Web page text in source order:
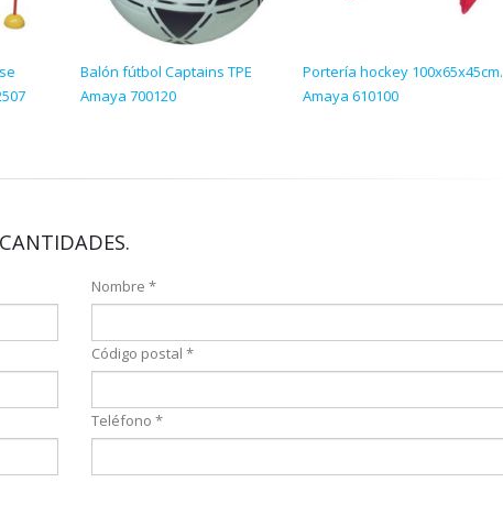
Balón fútbol Captains TPE
Amaya 700120
Portería hockey 100x65x45cm.
Amaya 610100
Nombre *
Código postal *
Teléfono *